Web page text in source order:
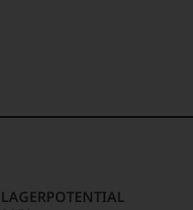
LAGERPOTENTIAL